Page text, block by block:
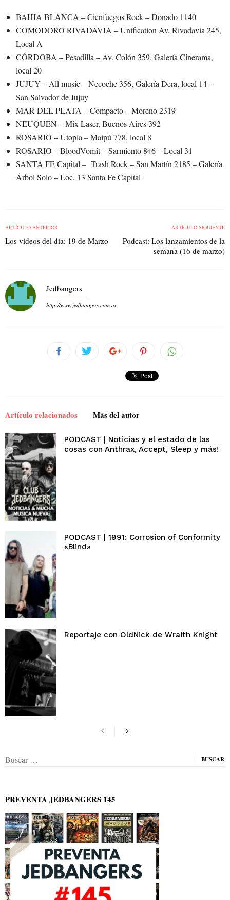
BAHIA BLANCA – Cienfuegos Rock – Donado 1140
COMODORO RIVADAVIA – Unification Av. Rivadavia 245,
Local A
CÓRDOBA – Pesadilla – Av. Colón 359, Galería Cinerama,
local 20
JUJUY – All music – Necoche 356, Galería Dera, local 14 –
San Salvador de Jujuy
MAR DEL PLATA – Compacto – Moreno 2319
NEUQUEN – Mix Laser, Buenos Aires 392
ROSARIO – Utopía – Maipú 778, local 8
ROSARIO – BloodVomit – Sarmiento 846 – Local 31
SANTA FE Capital – Trash Rock – San Martín 2185 – Galería
Árbol Solo – Loc. 13 Santa Fe Capital
ARTÍCULO ANTERIOR
Los videos del día: 19 de Marzo
ARTÍCULO SIGUIENTE
Podcast: Los lanzamientos de la
semana (16 de marzo)
Jedbangers
http://www.jedbangers.com.ar
Artículo relacionados Más del autor
PODCAST | Noticias y el estado de las
cosas con Anthrax, Accept, Sleep y más!
PODCAST | 1991: Corrosion of Conformity
«Blind»
Reportaje con OldNick de Wraith Knight
Buscar:
PREVENTA JEDBANGERS 145